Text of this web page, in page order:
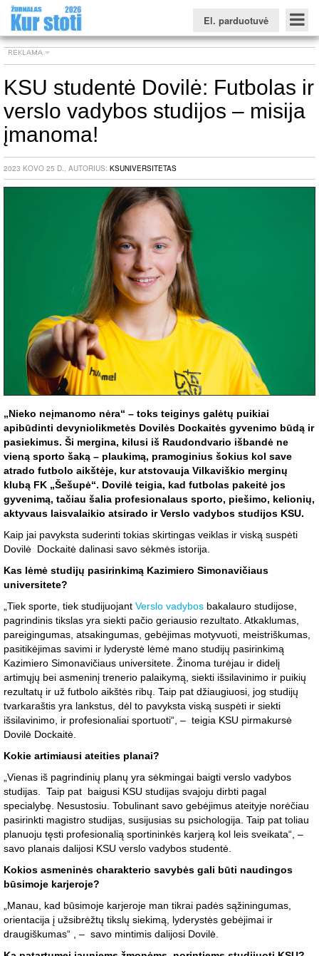
El. parduotuvė
Konkursinio balo skaičiuoklė Žurnalas KUR STOTI Žurnalas KUO BŪTI
FORUMAS Naujienos Svarbiausios datos
Kolegijų sritis
Profesinių mokyklų sritis
KSU studentė Dovilė: Futbolas ir
verslo vadybos studijos – misija
įmanoma!
2023 KOVO 25 D., AUTORIUS: KSUNIVERSITETAS
„Nieko neįmanomo nėra“ – toks teiginys galėtų puikiai
apibūdinti devyniolikmetės Dovilės Dockaitės gyvenimo būdą ir
pasiekimus. Ši mergina, kilusi iš Raudondvario išbandė ne
vieną sporto šaką – plaukimą, pramoginius šokius kol save
atrado futbolo aikštėje, kur atstovauja Vilkaviškio merginų
klubą FK „Šešupė“. Dovilė teigia, kad futbolas pakeitė jos
gyvenimą, tačiau šalia profesionalaus sporto, piešimo, kelionių,
aktyvaus laisvalaikio atsirado ir Verslo vadybos studijos KSU.
Kaip jai pavyksta suderinti tokias skirtingas veiklas ir viską suspėti
Dovilė Dockaitė dalinasi savo sėkmės istorija.
Kas lėmė studijų pasirinkimą Kazimiero Simonavičiaus
universitete?
„Tiek sporte, tiek studijuojant Verslo vadybos bakalauro studijose,
pagrindinis tikslas yra siekti pačio geriausio rezultato. Atkaklumas,
pareigingumas, atsakingumas, gebėjimas motyvuoti, meistriškumas,
pasitikėjimas savimi ir lyderystė lėmė mano studijų pasirinkimą
Kazimiero Simonavičiaus universitete. Žinoma turėjau ir didelį
artimųjų bei asmeninį trenerio palaikymą, siekti išsilavinimo ir puikių
rezultatų ir už futbolo aikštės ribų. Taip pat džiaugiuosi, jog studijų
tvarkaraštis yra lankstus, dėl to pavyksta viską suspėti ir siekti
išsilavinimo, ir profesionaliai sportuoti“, – teigia KSU pirmakursė
Dovilė Dockaitė.
Kokie artimiausi ateities planai?
„Vienas iš pagrindinių planų yra sėkmingai baigti verslo vadybos
studijas. Taip pat baigusi KSU studijas svajoju dirbti pagal
specialybę. Nesustosiu. Tobulinant savo gebėjimus ateityje norėčiau
pasirinkti magistro studijas, susijusias su psichologija. Taip pat toliau
planuoju tęsti profesionalią sportininkės karjerą kol leis sveikata“, –
savo planais dalijosi KSU verslo vadybos studentė.
Kokios asmeninės charakterio savybės gali būti naudingos
būsimoje karjeroje?
„Manau, kad būsimoje karjeroje man tikrai padės sąžiningumas,
orientacija į užsibrėžtų tikslų siekimą, lyderystės gebėjimai ir
draugiškumas“ , – savo mintimis dalijosi Dovilė.